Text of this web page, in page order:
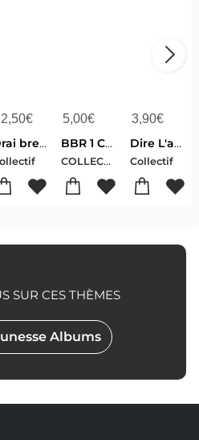
€
Drai breiwer vum bier
5,00€
BBR 1 CONJUGAISON NOUVELLE EDITION
COLLECTIF
3,90€
Dire L'amour En Poesie
Collectif
Albums
SUR CES THÈMES